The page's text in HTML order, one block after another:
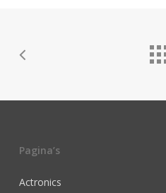
Pagina’s
Actronics